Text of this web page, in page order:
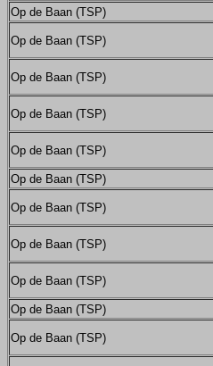
Op de Baan (TSP)
Op de Baan (TSP)
Op de Baan (TSP)
Op de Baan (TSP)
Op de Baan (TSP)
Op de Baan (TSP)
Op de Baan (TSP)
Op de Baan (TSP)
Op de Baan (TSP)
Op de Baan (TSP)
Op de Baan (TSP)